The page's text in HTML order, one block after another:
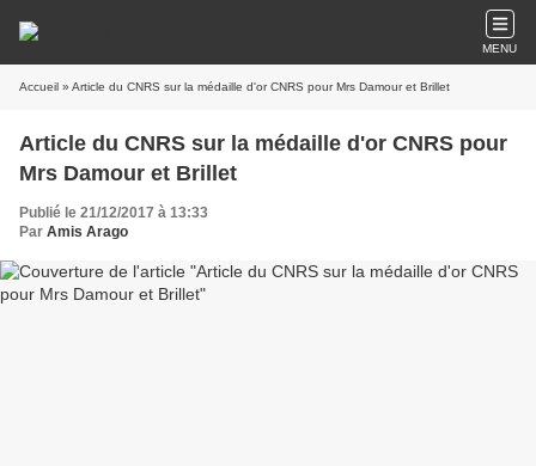
MENU
Accueil » Article du CNRS sur la médaille d'or CNRS pour Mrs Damour et Brillet
Article du CNRS sur la médaille d'or CNRS pour
Mrs Damour et Brillet
Publié le 21/12/2017 à 13:33
Par Amis Arago